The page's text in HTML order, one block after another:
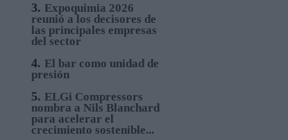
3. Expoquimia 2026
reunió a los decisores de
las principales empresas
del sector
4. El bar como unidad de
presión
5. ELGi Compressors
nombra a Nils Blanchard
para acelerar el
crecimiento sostenible...